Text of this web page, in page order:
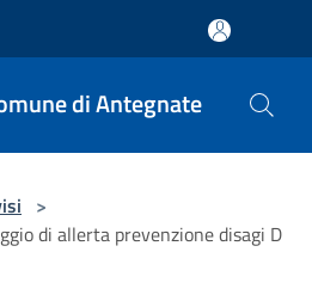
di Antegnate
>
di allerta prevenzione disagi D